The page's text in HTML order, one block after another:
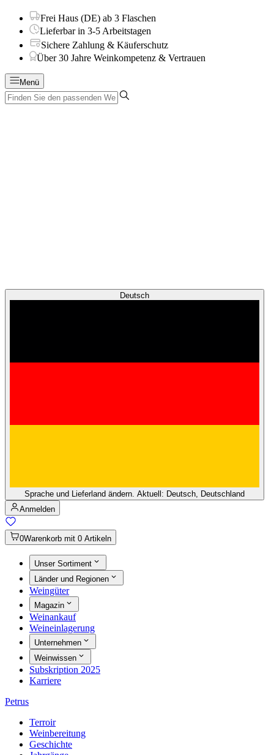
Frei Haus (DE) ab 3 Flaschen
Lieferbar in 3-5 Arbeitstagen
Sichere Zahlung & Käuferschutz
Über 30 Jahre Weinkompetenz & Vertrauen
Menü
Deutsch
Sprache und Lieferland ändern. Aktuell: Deutsch, Deutschland
Anmelden
0Warenkorb mit 0 Artikeln
Unser Sortiment
Länder und Regionen
Weingüter
Magazin
Weinankauf
Weineinlagerung
Unternehmen
Weinwissen
Subskription 2025
Karriere
Petrus
Terroir
Weinbereitung
Geschichte